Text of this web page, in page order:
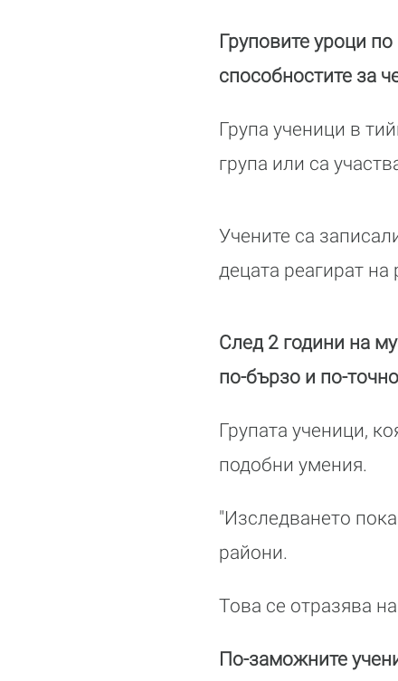
Груповите уроци
способностите за
Група ученици в
група или са
Учените са
децата реагират на
След 2 години на
по-бързо и по-
Групата ученици,
подобни умения.
"Изследването
райони.
Това се отразява
По-заможните